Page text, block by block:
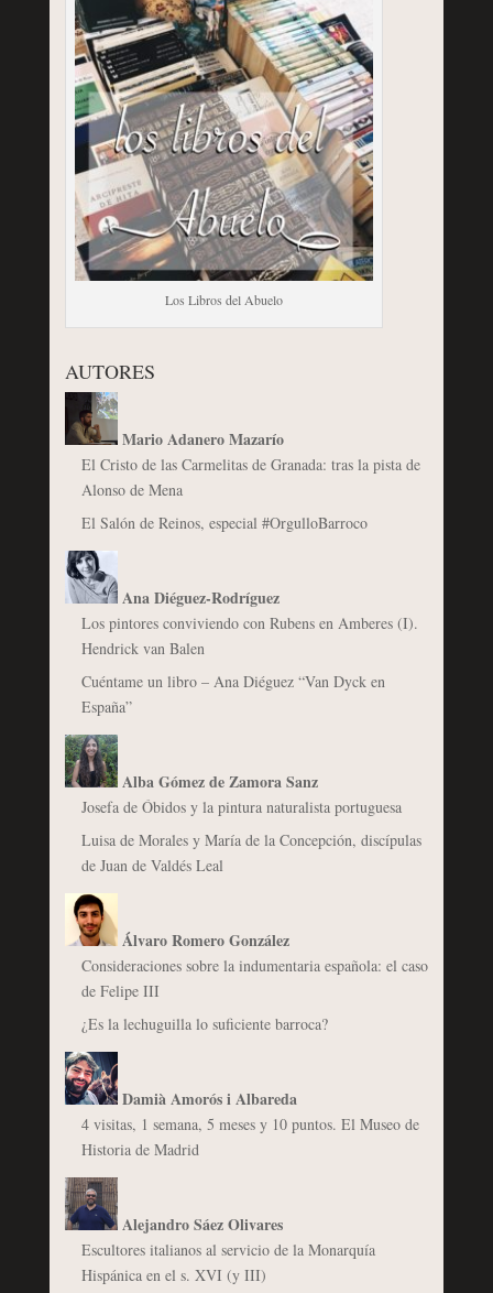
Los Libros del Abuelo
AUTORES
Mario Adanero Mazarío
El Cristo de las Carmelitas de Granada: tras la pista de
Alonso de Mena
El Salón de Reinos, especial #OrgulloBarroco
Ana Diéguez-Rodríguez
Los pintores conviviendo con Rubens en Amberes (I).
Hendrick van Balen
Cuéntame un libro – Ana Diéguez “Van Dyck en
España”
Alba Gómez de Zamora Sanz
Josefa de Óbidos y la pintura naturalista portuguesa
Luisa de Morales y María de la Concepción, discípulas
de Juan de Valdés Leal
Álvaro Romero González
Consideraciones sobre la indumentaria española: el caso
de Felipe III
¿Es la lechuguilla lo suficiente barroca?
Damià Amorós i Albareda
4 visitas, 1 semana, 5 meses y 10 puntos. El Museo de
Historia de Madrid
Alejandro Sáez Olivares
Escultores italianos al servicio de la Monarquía
Hispánica en el s. XVI (y III)